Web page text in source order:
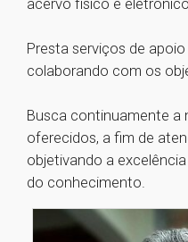
acervo físico e
Presta serviços de
colaborando com os
Busca continuamente a
oferecidos, a fim de
objetivando a
do conhecimento.